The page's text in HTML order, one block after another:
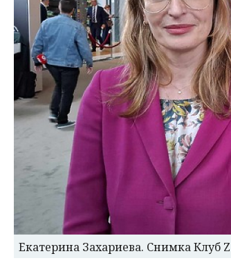
Екатерина Захариева. Снимка Клуб Z